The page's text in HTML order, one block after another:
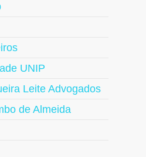
UNIP
Leite Advogados
de Almeida